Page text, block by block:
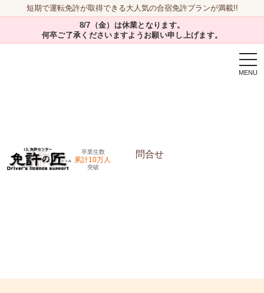
短期で運転免許が取得できる大人気の合宿免許プランが満載!!
8/7（金）は休業となります。
何卒ご了承くださいますようお願い申し上げます。
卒業生数
累計10万人
突破
問合せ